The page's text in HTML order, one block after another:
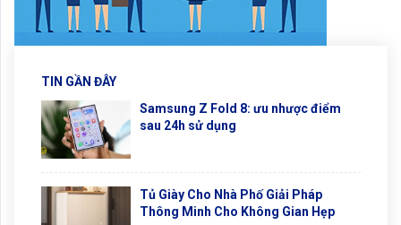
TIN GẦN ĐÂY
Samsung Z Fold 8: ưu nhược điểm
sau 24h sử dụng
Tủ Giày Cho Nhà Phố Giải Pháp
Thông Minh Cho Không Gian Hẹp